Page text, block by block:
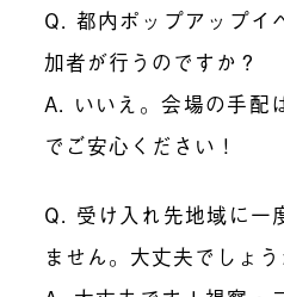
Q. 都内ポップアップイ
加者が行うのですか？
A. いいえ。会場の手配
でご安心ください！
Q. 受け入れ先地域に一
ません。大丈夫でしょう